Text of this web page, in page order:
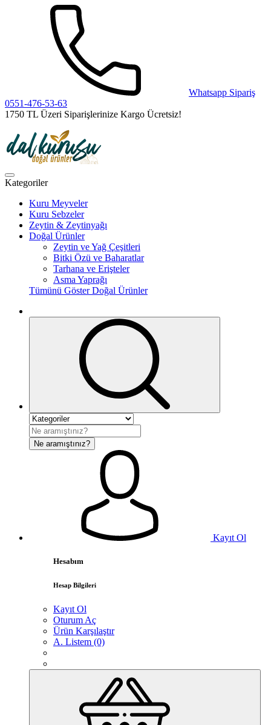
Whatsapp Sipariş
0551-476-53-63
1750 TL Üzeri Siparişlerinize Kargo Ücretsiz!
Kategoriler
Kuru Meyveler
Kuru Sebzeler
Zeytin & Zeytinyağı
Doğal Ürünler
Zeytin ve Yağ Çeşitleri
Bitki Özü ve Baharatlar
Tarhana ve Erişteler
Asma Yaprağı
Tümünü Göster Doğal Ürünler
Ne aramıştınız?
Kayıt Ol
Hesabım
Hesap Bilgileri
Kayıt Ol
Oturum Aç
Ürün Karşılaştır
A. Listem (0)